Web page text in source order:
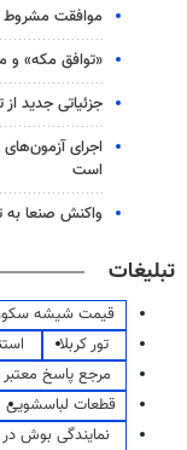
موافقت مشروط
«توافق مکه» و
جزئیاتی جدید
اجرای
است
واکنش صنعا به
تبلیغات
قیمت شیشه
تور کربلا
مرجع پاسخ
قطعات لباسشویی
نمایندگی بوش در